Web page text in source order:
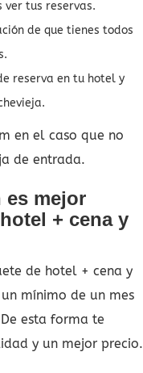
ver tus reservas.
de que tienes todos
reserva en tu hotel y
en el caso que no
de entrada.
es mejor
+ cena y
de hotel + cena y
mínimo de un mes
esta forma te
y un mejor precio.